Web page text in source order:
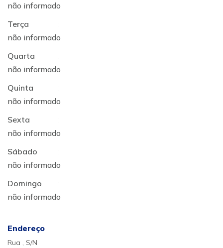
não informado
Terça
:
não informado
Quarta
:
não informado
Quinta
:
não informado
Sexta
:
não informado
Sábado
:
não informado
Domingo
:
não informado
Endereço
Rua , S/N